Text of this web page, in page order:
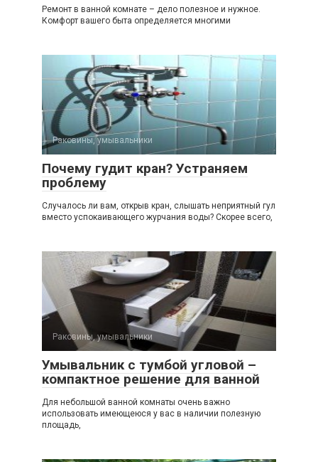
Ремонт в ванной комнате – дело полезное и нужное.
Комфорт вашего быта определяется многими
Раковины, умывальники
Почему гудит кран? Устраняем
проблему
Случалось ли вам, открыв кран, слышать неприятный гул
вместо успокаивающего журчания воды? Скорее всего,
Раковины, умывальники
Умывальник с тумбой угловой –
компактное решение для ванной
Для небольшой ванной комнаты очень важно
использовать имеющеюся у вас в наличии полезную
площадь,